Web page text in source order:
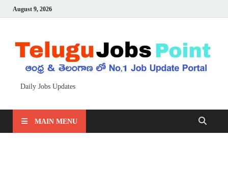
August 9, 2026
Daily Jobs Updates
MAIN MENU